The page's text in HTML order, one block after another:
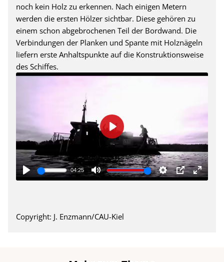
noch kein Holz zu erkennen. Nach einigen Metern
werden die ersten Hölzer sichtbar. Diese gehören zu
einem schon abgebrochenen Teil der Bordwand. Die
Verbindungen der Planken und Spante mit Holznägeln
liefern erste Anhaltspunkte auf die Konstruktionsweise
des Schiffes.
Copyright: J. Enzmann/CAU-Kiel